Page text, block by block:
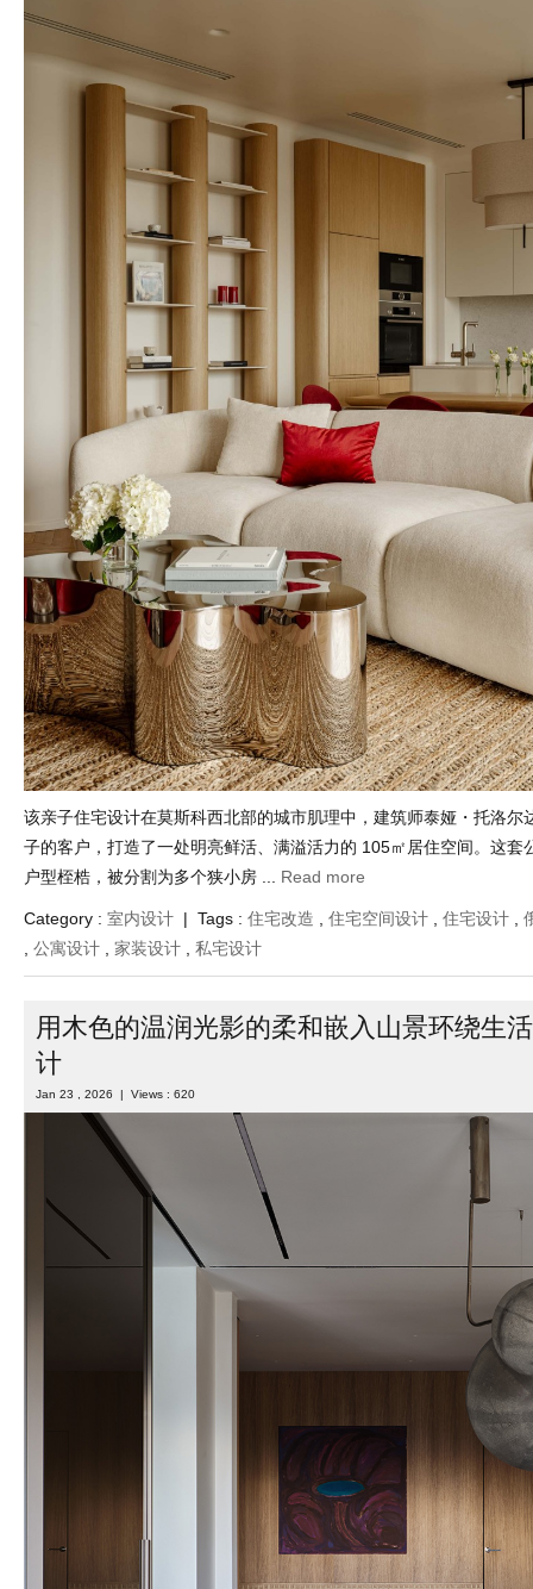
该亲子住宅设计在莫斯科西北部的城市肌理中，建筑师泰娅・托洛尔
子的客户，打造了一处明亮鲜活、满溢活力的 105㎡居住空间。这套
户型桎梏，被分割为多个狭小房 ... Read more
Category : 室内设计 | Tags : 住宅改造 , 住宅空间设计 , 住宅设计 ,
, 公寓设计 , 家装设计 , 私宅设计
用木色的温润光影的柔和嵌入山景环绕生
计
Jan 23 , 2026 | Views : 620